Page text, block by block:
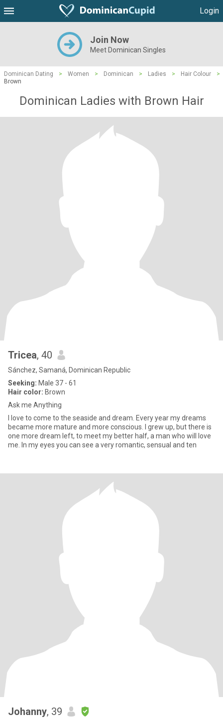
Login
Join Now
Meet Dominican Singles
Dominican Dating > Women > Dominican > Ladies > Hair Colour
>
Brown
Dominican Ladies with Brown Hair
Tricea, 40
Sánchez, Samaná, Dominican Republic
Seeking: Male 37 - 61
Hair color: Brown
Ask me Anything
I love to come to the seaside and dream. Every year my dreams
became more mature and more conscious. I grew up, but there is
one more dream left, to meet my better half, a man who will love
me. In my eyes you can see a very romantic, sensual and ten
Johanny, 39